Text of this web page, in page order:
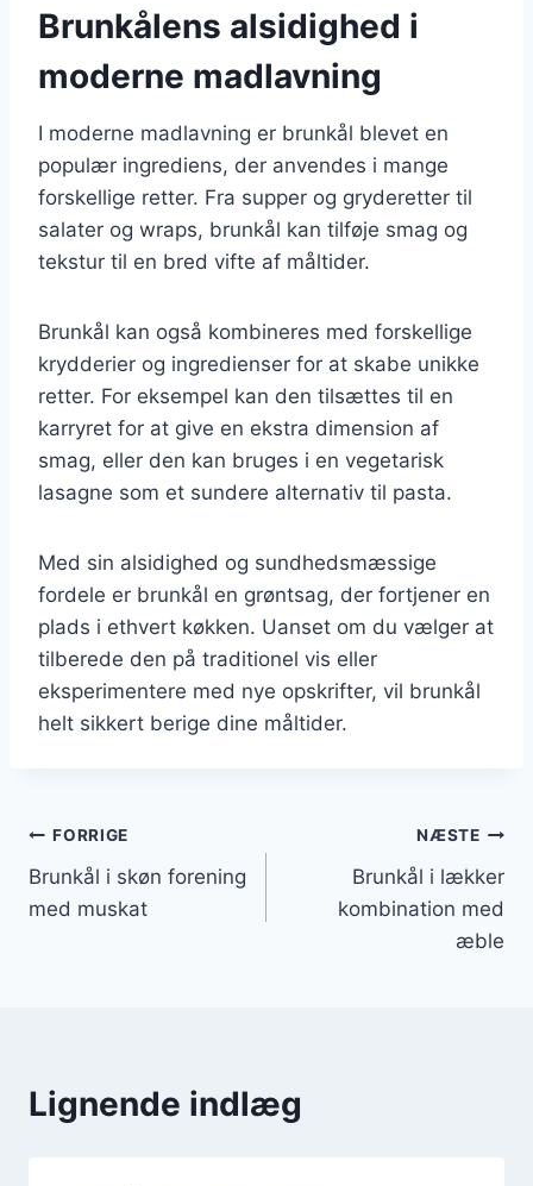
Brunkålens alsidighed i
moderne madlavning
I moderne madlavning er brunkål blevet en
populær ingrediens, der anvendes i mange
forskellige retter. Fra supper og gryderetter til
salater og wraps, brunkål kan tilføje smag og
tekstur til en bred vifte af måltider.
Brunkål kan også kombineres med forskellige
krydderier og ingredienser for at skabe unikke
retter. For eksempel kan den tilsættes til en
karryret for at give en ekstra dimension af
smag, eller den kan bruges i en vegetarisk
lasagne som et sundere alternativ til pasta.
Med sin alsidighed og sundhedsmæssige
fordele er brunkål en grøntsag, der fortjener en
plads i ethvert køkken. Uanset om du vælger at
tilberede den på traditionel vis eller
eksperimentere med nye opskrifter, vil brunkål
helt sikkert berige dine måltider.
Indlægsnavigation
FORRIGE
Brunkål i skøn forening
med muskat
NÆSTE
Brunkål i lækker
kombination med
æble
Lignende indlæg